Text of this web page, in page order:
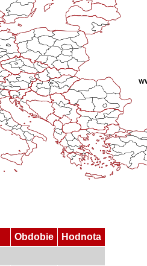
Obdobie
Hodnota